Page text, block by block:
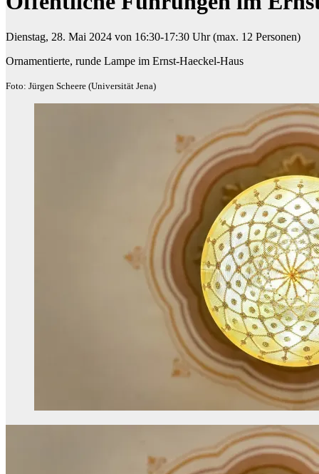
Dienstag, 28. Mai 2024 von 16:30-17:30 Uhr (max. 12 Personen)​
Ornamentierte, runde Lampe im Ernst-Haeckel-Haus
Foto: Jürgen Scheere (Universität Jena)